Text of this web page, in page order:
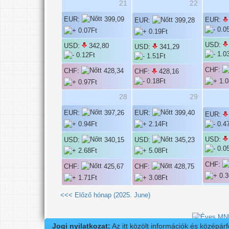
21
EUR: 399,09
USD: 342,80
CHF: 428,34
22
EUR: 399,28
USD: 341,29
CHF: 428,16
EUR:
USD:
CHF:
28
EUR: 397,26
USD: 340,15
CHF: 425,67
29
EUR: 399,40
USD: 345,23
CHF: 428,75
EUR:
USD:
CHF:
<<< Előző hónap (2025. June)
Jogi nyilatkozat: Az itt közölt információk és